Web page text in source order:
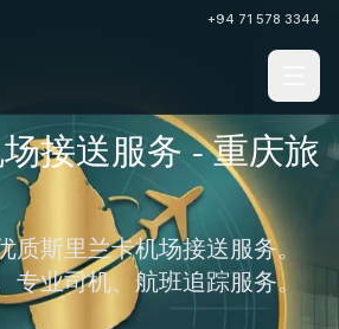
+94 71 578 3344
接送服务 - 重庆旅
质斯里兰卡机场接送服务。
专业司机、航班追踪服务。